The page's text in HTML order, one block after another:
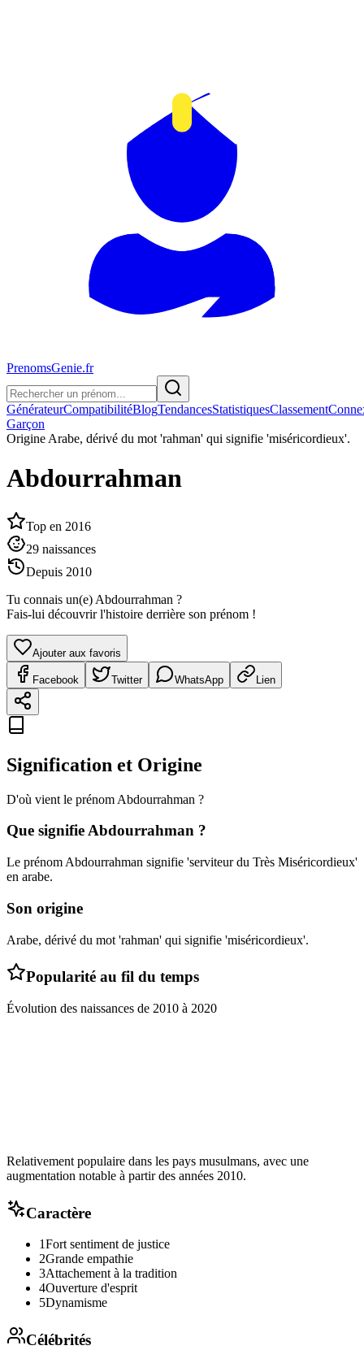
PrenomsGenie.fr
GénérateurCompatibilitéBlogTendancesStatistiquesClassement
Garçon
Origine Arabe, dérivé du mot 'rahman' qui signifie 'miséricordieux'.
Abdourrahman
Top en 2016
29 naissances
Depuis 2010
Tu connais un(e) Abdourrahman ?
Fais-lui découvrir l'histoire derrière son prénom !
Ajouter aux favoris
Facebook Twitter WhatsApp Lien
Signification et Origine
D'où vient le prénom Abdourrahman ?
Que signifieAbdourrahman ?
Le prénom Abdourrahman signifie 'serviteur du Très Miséricordieux'
en arabe.
Son origine
Arabe, dérivé du mot 'rahman' qui signifie 'miséricordieux'.
Popularité au fil du temps
Évolution des naissances de 2010 à 2020
Relativement populaire dans les pays musulmans, avec une
augmentation notable à partir des années 2010.
Caractère
1Fort sentiment de justice
2Grande empathie
3Attachement à la tradition
4Ouverture d'esprit
5Dynamisme
Célébrités